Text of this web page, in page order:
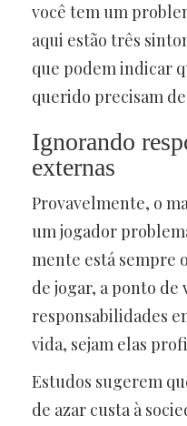
você tem um
aqui estão três
que podem indicar
querido precisam
Ignorando
externas
Provavelmente, o
um jogador
mente está sempre
de jogar, a ponto de
responsabilidades
vida, sejam elas
Estudos sugerem
de azar custa à